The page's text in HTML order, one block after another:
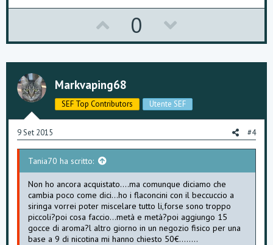
p
v
o
t
e
0
o
w
v
o
t
e
Markvaping68
SEF Top Contributors Utente SEF
9 Set 2015 #4
Tania70 ha scritto:
Non ho ancora acquistato....ma comunque diciamo che
cambia poco come dici...ho i flaconcini con il beccuccio a
siringa vorrei poter miscelare tutto li,forse sono troppo
piccoli?poi cosa faccio...metà e metà?poi aggiungo 15
gocce di aroma?l altro giorno in un negozio fisico per una
base a 9 di nicotina mi hanno chiesto 50€........